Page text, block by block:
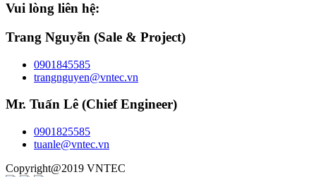
Vui lòng liên hệ:
Trang Nguyễn (Sale & Project)
0901845585
trangnguyen@vntec.vn
Mr. Tuấn Lê (Chief Engineer)
0901825585
tuanle@vntec.vn
Copyright@2019 VNTEC